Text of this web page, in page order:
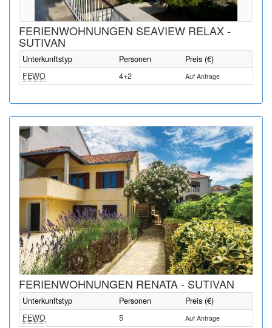
FERIENWOHNUNGEN SEAVIEW RELAX -
SUTIVAN
Unterkunftstyp Personen
Preis (€)
FEWO
4+2 Auf Anfrage
FERIENWOHNUNGEN RENATA - SUTIVAN
Unterkunftstyp Personen
Preis (€)
FEWO
5 Auf Anfrage